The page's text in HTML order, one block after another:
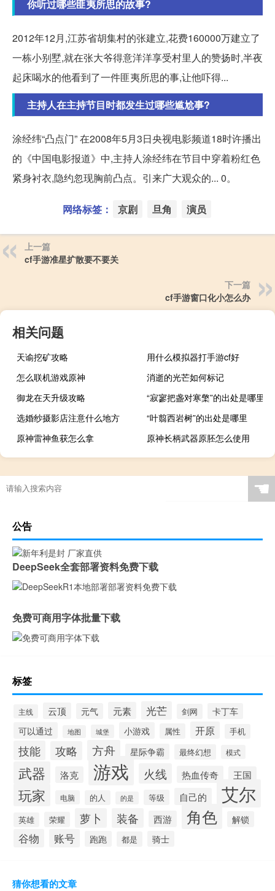
你听过哪些匪夷所思的故事?
2012年12月,江苏省胡集村的张建立,花费160000万建立了
一栋小别墅,就在张大爷得意洋洋享受村里人的赞扬时,半夜
起床喝水的他看到了一件匪夷所思的事,让他吓得...
主持人在主持节目时都发生过哪些尴尬事?
涂经纬“凸点门” 在2008年5月3日央视电影频道18时许播出
的《中国电影报道》中,主持人涂经纬在节目中穿着粉红色
紧身衬衣,隐约忽现胸前凸点。引来广大观众的... 0。
网络标签： 京剧 旦角 演员
上一篇
cf手游准星扩散要不要关
下一篇
cf手游窗口化小怎么办
相关问题
天谕挖矿攻略
用什么模拟器打手游cf好
怎么联机游戏原神
消逝的光芒如何标记
御龙在天升级攻略
“寂寥把盏对寒檠”的出处是哪里
选婚纱摄影店注意什么地方
“叶翦西岩树”的出处是哪里
原神雷神鱼获怎么拿
原神长柄武器原胚怎么使用
☚
公告
DeepSeek全套部署资料免费下载
免费可商用字体批量下载
标签
主线 云顶 元气 元素 光芒 剑网 卡丁车
可以通过 地图 城堡 小游戏 属性 开原 手机
技能 攻略 方舟 星际争霸 最终幻想 模式
武器 洛克 游戏 火线 热血传奇 王国
玩家 电脑 的人 的是 等级 自己的 艾尔
英雄 荣耀 萝卜 装备 西游 角色 解锁
谷物 账号 跑跑 都是 骑士
猜你想看的文章